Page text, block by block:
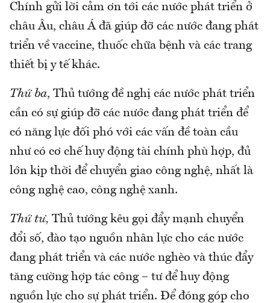
Chính gửi lời cảm ơn tới các nước phát triển ở
châu Âu, châu Á đã giúp đỡ các nước đang phát
triển về vaccine, thuốc chữa bệnh và các trang
thiết bị y tế khác.
Thứ ba, Thủ tướng đề nghị các nước phát triển
cần có sự giúp đỡ các nước đang phát triển để
có năng lực đối phó với các vấn đề toàn cầu
như có cơ chế huy động tài chính phù hợp, đủ
lớn kịp thời để chuyển giao công nghệ, nhất là
công nghệ cao, công nghệ xanh.
Thứ tư, Thủ tướng kêu gọi đẩy mạnh chuyển
đổi số, đào tạo nguồn nhân lực cho các nước
đang phát triển và các nước nghèo và thúc đẩy
tăng cường hợp tác công – tư để huy động
nguồn lực cho sự phát triển. Để đóng góp cho